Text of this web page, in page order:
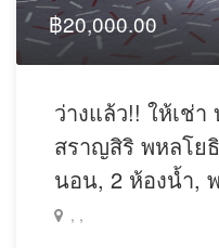
฿20,000.00
ว่างแล้ว!! ให้เช่
สราญสิริ พหลโย
นอน, 2 ห้องน้ำ,
, ,